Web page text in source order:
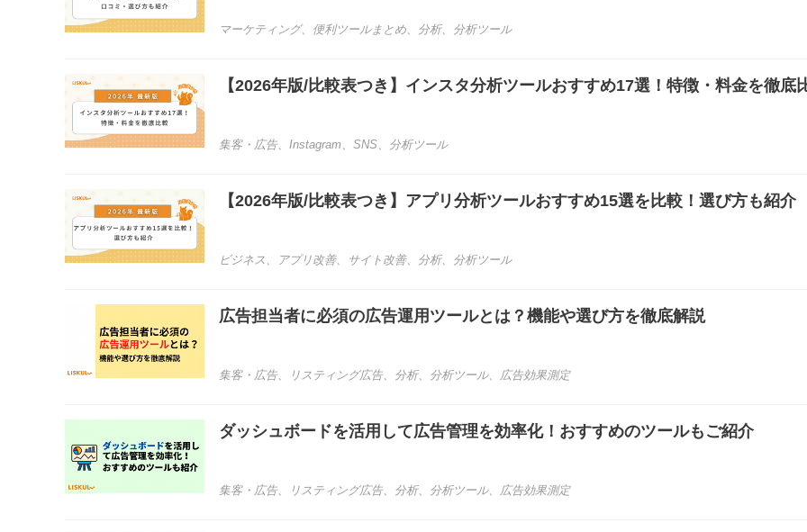
マーケティング、 便利ツールまとめ、 分析、 分析ツール
【2026年版/比較表つき】インスタ分析ツールおすすめ17選！特徴・料金を徹底
集客・広告、 Instagram 、 SNS、 分析ツール
【2026年版/比較表つき】アプリ分析ツールおすすめ15選を比較！選び方も紹介
ビジネス 、 アプリ改善、 サイト改善、 分析、 分析ツール
広告担当者に必須の広告運用ツールとは？機能や選び方を徹底解説
集客・広告、 リスティング広告、 分析、 分析ツール、 広告効果測定
ダッシュボードを活用して広告管理を効率化！おすすめのツールもご紹介
集客・広告、 リスティング広告、 分析、 分析ツール、 広告効果測定